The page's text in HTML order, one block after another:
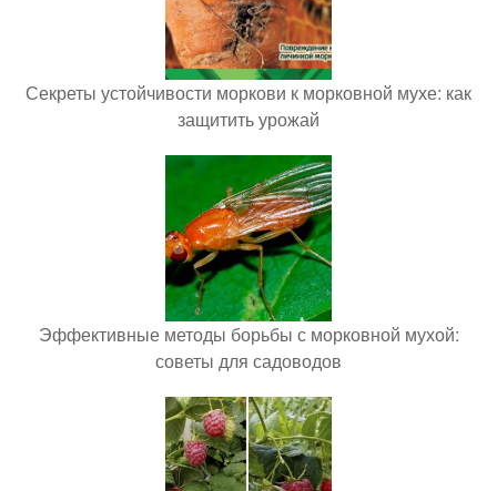
Секреты устойчивости моркови к морковной мухе: как
защитить урожай
Эффективные методы борьбы с морковной мухой:
советы для садоводов